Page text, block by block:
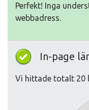
Perfekt! Inga
webbadress.
In-page
Vi hittade totalt 20